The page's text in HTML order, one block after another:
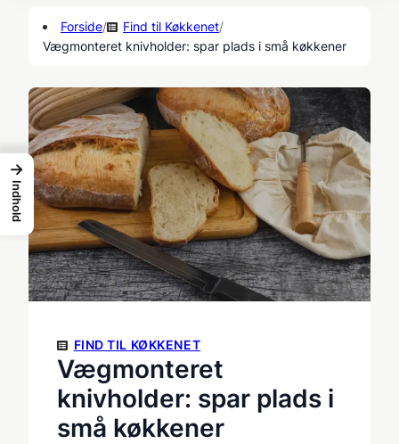
Forside/ Find til Køkkenet/
Vægmonteret knivholder: spar plads i små køkkener
FIND TIL KØKKENET
Vægmonteret
knivholder: spar plads i
små køkkener
→
Indhold